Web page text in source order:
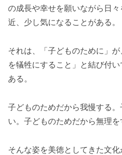
の成長や幸せを願いながら日
近、少し気になることがある。
それは、「子どものために」
を犠牲にすること」と結び付
ある。
子どものためだから我慢する
い。子どものためだから無理を
そんな姿を美徳としてきた文